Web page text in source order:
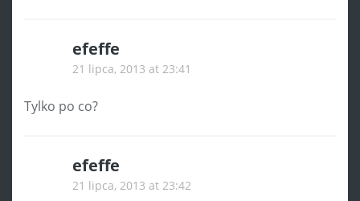
efeffe
21 lipca, 2013 at 23:41
Tylko po co?
efeffe
21 lipca, 2013 at 23:42